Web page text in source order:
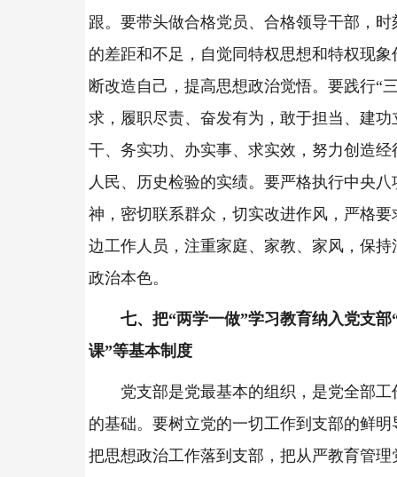
跟。要带头做合格党员、合格领导干部，时
的差距和不足，自觉同特权思想和特权现象
断改造自己，提高思想政治觉悟。要践行“
求，履职尽责、奋发有为，敢于担当、建功
干、务实功、办实事、求实效，努力创造经
人民、历史检验的实绩。要严格执行中央八
神，密切联系群众，切实改进作风，严格要
边工作人员，注重家庭、家教、家风，保持
政治本色。
七、把“两学一做”学习教育纳入党支部
课”等基本制度
党支部是党最基本的组织，是党全部工
的基础。要树立党的一切工作到支部的鲜明
把思想政治工作落到支部，把从严教育管理